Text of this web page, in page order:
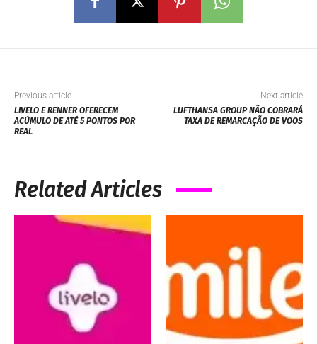
Previous article
LIVELO E RENNER OFERECEM
ACÚMULO DE ATÉ 5 PONTOS POR
REAL
Next article
LUFTHANSA GROUP NÃO COBRARÁ
TAXA DE REMARCAÇÃO DE VOOS
Related Articles